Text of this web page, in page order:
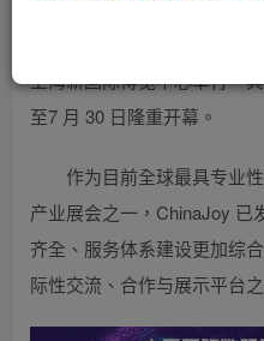
第二十届 ChinaJoy 将于
上海新国际博览中心举行，
至7 月 30 日隆重开幕。
作为目前全球最具专业性
产业展会之一，ChinaJoy 已
齐全、服务体系建设更加综
际性交流、合作与展示平台之